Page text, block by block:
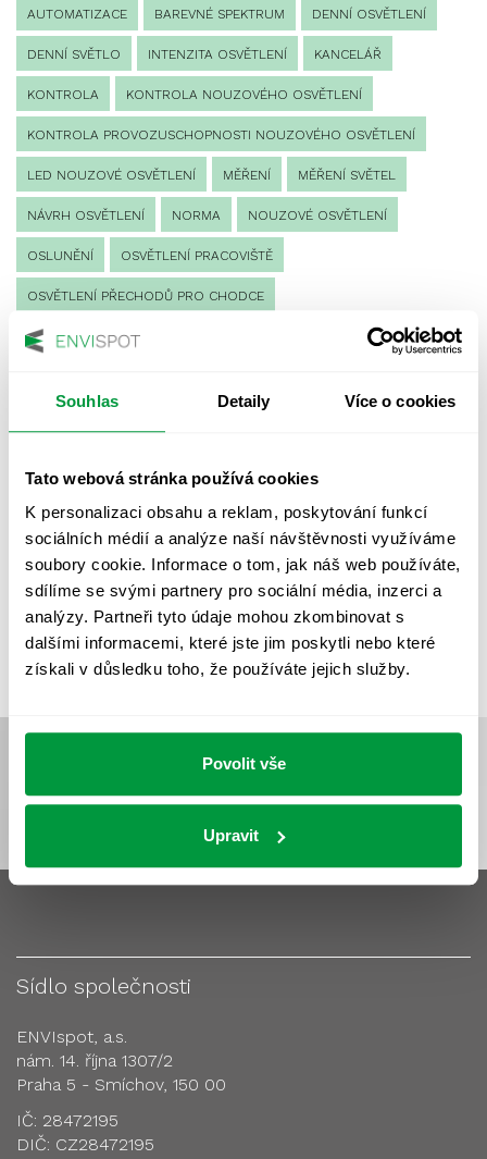
Souhlas Detaily Více o cookies
Tato webová stránka používá cookies
K personalizaci obsahu a reklam, poskytování funkcí
sociálních médií a analýze naší návštěvnosti využíváme
soubory cookie. Informace o tom, jak náš web používáte,
sdílíme se svými partnery pro sociální média, inzerci a
analýzy. Partneři tyto údaje mohou zkombinovat s
dalšími informacemi, které jste jim poskytli nebo které
získali v důsledku toho, že používáte jejich služby.
Povolit vše
Upravit
AUTOMATIZACE BAREVNÉ SPEKTRUM DENNÍ OSVĚTLENÍ
DENNÍ SVĚTLO INTENZITA OSVĚTLENÍ KANCELÁŘ
KONTROLA KONTROLA NOUZOVÉHO OSVĚTLENÍ
KONTROLA PROVOZUSCHOPNOSTI NOUZOVÉHO OSVĚTLENÍ
LED NOUZOVÉ OSVĚTLENÍ MĚŘENÍ MĚŘENÍ SVĚTEL
NÁVRH OSVĚTLENÍ NORMA NOUZOVÉ OSVĚTLENÍ
OSLUNĚNÍ OSVĚTLENÍ PRACOVIŠTĚ
OSVĚTLENÍ PŘECHODŮ PRO CHODCE
OSVĚTLENÍ SPORTOVIŠŤ
VÝPOČET OSVĚTLENÍ VÝPOČET ZASTÍNĚNÍ
VÝPOČTY A NÁVRHY
ZKOUŠKY NOUZOVÉHO OSVĚTLENÍ
Sídlo společnosti
ENVIspot, a.s.
nám. 14. října 1307/2
Praha 5 - Smíchov, 150 00
IČ: 28472195
DIČ: CZ28472195